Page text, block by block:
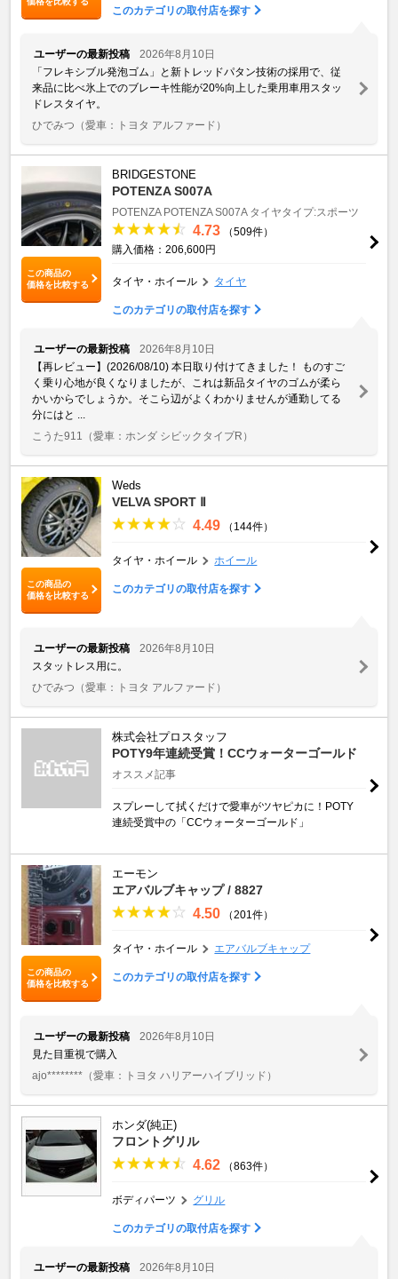
このカテゴリの取付店を探す
ユーザーの最新投稿
2026年8月10日
「フレキシブル発泡ゴム」と新トレッドパタン技術の採用で、従
来品に比べ氷上でのブレーキ性能が20%向上した乗用車用スタッ
ドレスタイヤ。
ひでみつ （愛車：トヨタ アルファード）
この商品の
価格を比較する
BRIDGESTONE
POTENZA S007A
POTENZA POTENZA S007A タイヤタイプ:スポーツ
4.73
（509件）
購入価格：206,600円
タイヤ・ホイール タイヤ
このカテゴリの取付店を探す
ユーザーの最新投稿
2026年8月10日
【再レビュー】(2026/08/10) 本日取り付けてきました！ ものすご
く乗り心地が良くなりましたが、これは新品タイヤのゴムが柔ら
かいからでしょうか。そこら辺がよくわかりませんが通勤してる
分にはと ...
こうた911
（愛車：ホンダ シビックタイプR）
この商品の
価格を比較する
Weds
VELVA SPORT Ⅱ
4.49 （144件）
タイヤ・ホイール ホイール
このカテゴリの取付店を探す
ユーザーの最新投稿
2026年8月10日
スタットレス用に。
ひでみつ （愛車：トヨタ アルファード）
株式会社プロスタッフ
POTY9年連続受賞！CCウォーターゴールド
オススメ記事
スプレーして拭くだけで愛車がツヤピカに！POTY
連続受賞中の「CCウォーターゴールド」
この商品の
価格を比較する
エーモン
エアバルブキャップ / 8827
4.50 （201件）
タイヤ・ホイール エアバルブキャップ
このカテゴリの取付店を探す
ユーザーの最新投稿
2026年8月10日
見た目重視で購入
ajo******** （愛車：トヨタ ハリアーハイブリッド）
ホンダ(純正)
フロントグリル
4.62 （863件）
ボディパーツ グリル
このカテゴリの取付店を探す
ユーザーの最新投稿
2026年8月10日